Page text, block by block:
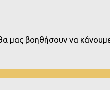
μας βοηθήσουν να